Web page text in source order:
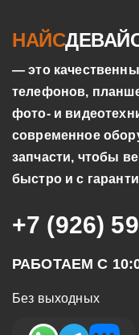
НАЙС
— это
телефонов,
фото- и
современное
запчасти, чтобы
быстро и с
+7 (926)
РАБОТАЕМ С
Без выходных